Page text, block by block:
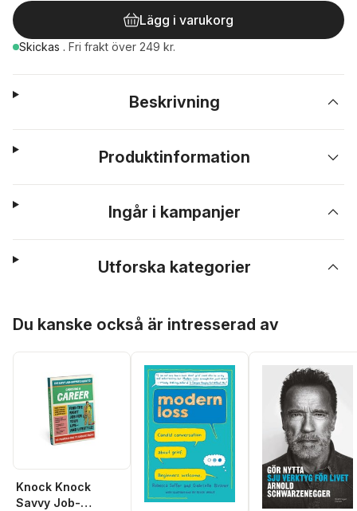
Lägg i varukorg
Skickas . Fri frakt över 249 kr.
Beskrivning
Produktinformation
Ingår i kampanjer
Utforska kategorier
Du kanske också är intresserad av
Knock Knock
Savvy Job-